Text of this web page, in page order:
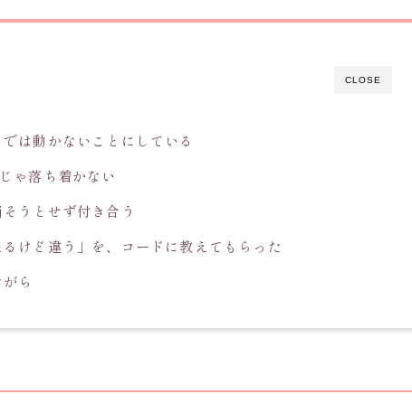
CLOSE
では動かないことにしている
ゃ落ち着かない
うとせず付き合う
るけど違う」を、コードに教えてもらった
ら